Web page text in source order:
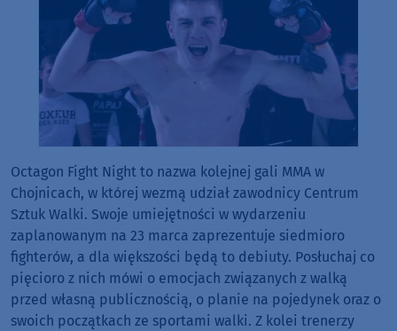
Octagon Fight Night to nazwa kolejnej gali MMA w
Chojnicach, w której wezmą udział zawodnicy Centrum
Sztuk Walki. Swoje umiejętności w wydarzeniu
zaplanowanym na 23 marca zaprezentuje siedmioro
fighterów, a dla większości będą to debiuty. Posłuchaj co
pięcioro z nich mówi o emocjach związanych z walką
przed własną publicznością, o planie na pojedynek oraz o
swoich początkach ze sportami walki. Z kolei trenerzy